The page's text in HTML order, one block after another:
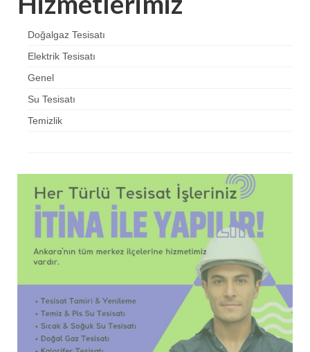
Doğalgaz Tesisatı
Elektrik Tesisatı
Genel
Su Tesisatı
Temizlik